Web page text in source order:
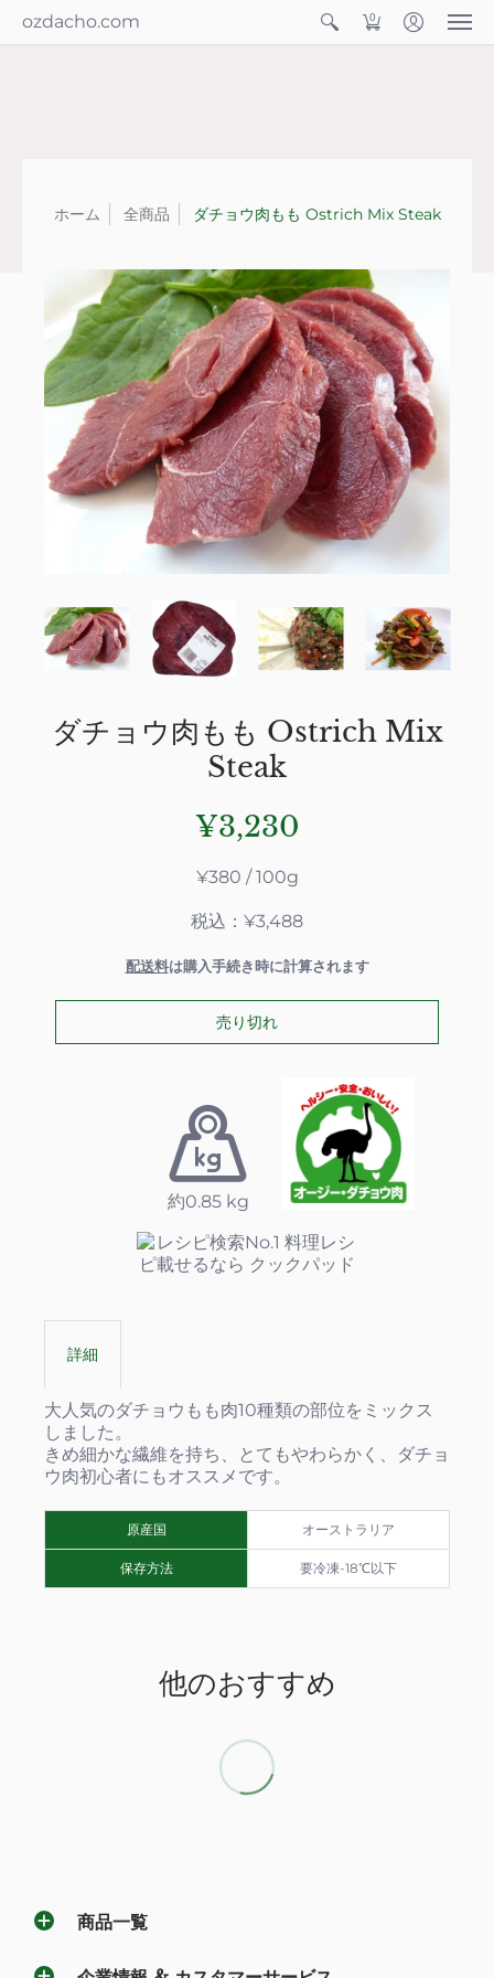
ozdacho.com 0
ホーム 全商品 ダチョウ肉もも Ostrich Mix Steak
ダチョウ肉もも Ostrich Mix
Steak
¥3,230
¥380 / 100g
税込：¥3,488
配送料は購入手続き時に計算されます
約0.85 kg
詳細
大人気のダチョウもも肉10種類の部位をミックス
しました。
きめ細かな繊維を持ち、とてもやわらかく、ダチョ
ウ肉初心者にもオススメです。
原産国 オーストラリア
保存方法 要冷凍-18℃以下
他のおすすめ
商品一覧